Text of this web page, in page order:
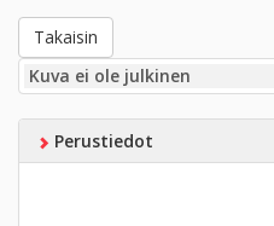
Takaisin
Kuva ei ole julkinen
Perustiedot